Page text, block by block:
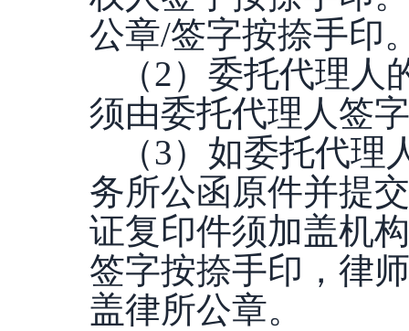
公章/签字按捺手印
（2）委托代理人
须由委托代理人签
（3）如委托代理
务所公函原件并提
证复印件须加盖机
签字按捺手印，律
盖律所公章。